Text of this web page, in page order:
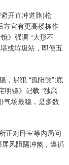
开直冲道路(枪
方宜有更高楼栋作
》强调 “大形不
或垃圾站，即便五
，易犯 “孤阳煞”;底
明镜》记载 “独高
气场最稳，是多数
正对卧室等内局问
风阻隔冲煞，遵循